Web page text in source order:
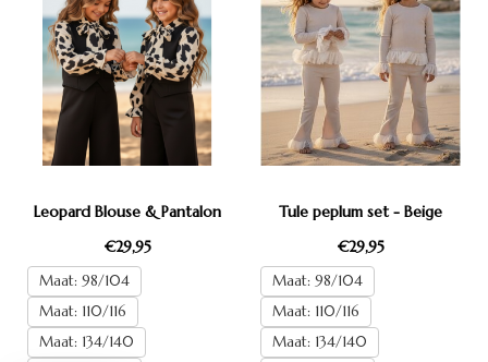
Leopard Blouse & Pantalon
€29,95
Maat: 98/104
Maat: 110/116
Maat: 134/140
Tule peplum set - Beige
€29,95
Maat: 98/104
Maat: 110/116
Maat: 134/140